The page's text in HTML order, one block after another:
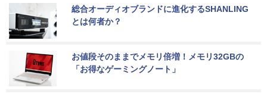
総合オーディオブランドに進化するSHANLING
とは何者か？
お値段そのままでメモリ倍増！メモリ32GBの
「お得なゲーミングノート」